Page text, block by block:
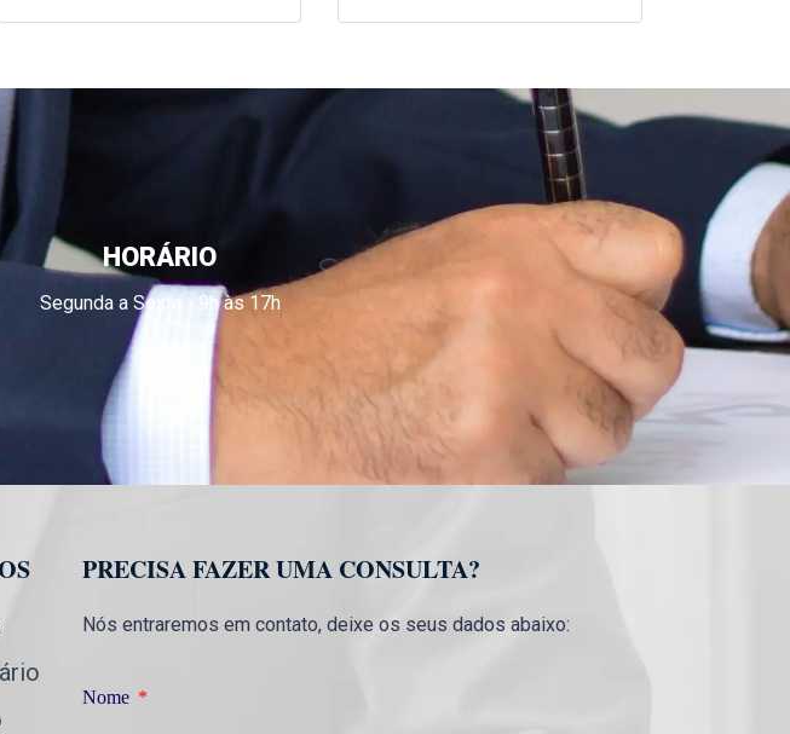
HORÁRIO
Segunda a Sexta - 9h às 17h
PRECISA FAZER UMA CONSULTA?
Nós entraremos em contato, deixe os seus dados abaixo:
Nome